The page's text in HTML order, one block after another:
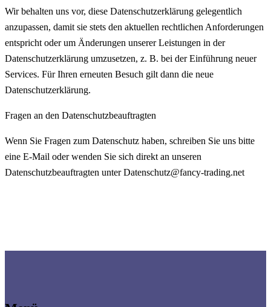
Wir behalten uns vor, diese Datenschutzerklärung gelegentlich
anzupassen, damit sie stets den aktuellen rechtlichen Anforderungen
entspricht oder um Änderungen unserer Leistungen in der
Datenschutzerklärung umzusetzen, z. B. bei der Einführung neuer
Services. Für Ihren erneuten Besuch gilt dann die neue
Datenschutzerklärung.
Fragen an den Datenschutzbeauftragten
Wenn Sie Fragen zum Datenschutz haben, schreiben Sie uns bitte
eine E-Mail oder wenden Sie sich direkt an unseren
Datenschutzbeauftragten unter Datenschutz@fancy-trading.net